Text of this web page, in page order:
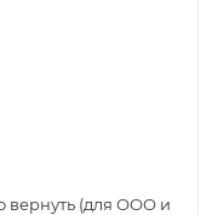
вернуть (для ООО и